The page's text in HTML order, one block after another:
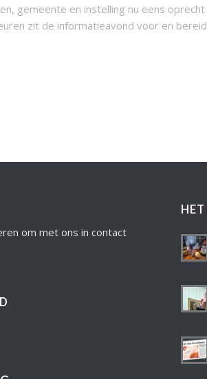
gemeente en instelling nu eens
zit de informatieavond voor en
om met ons in contact